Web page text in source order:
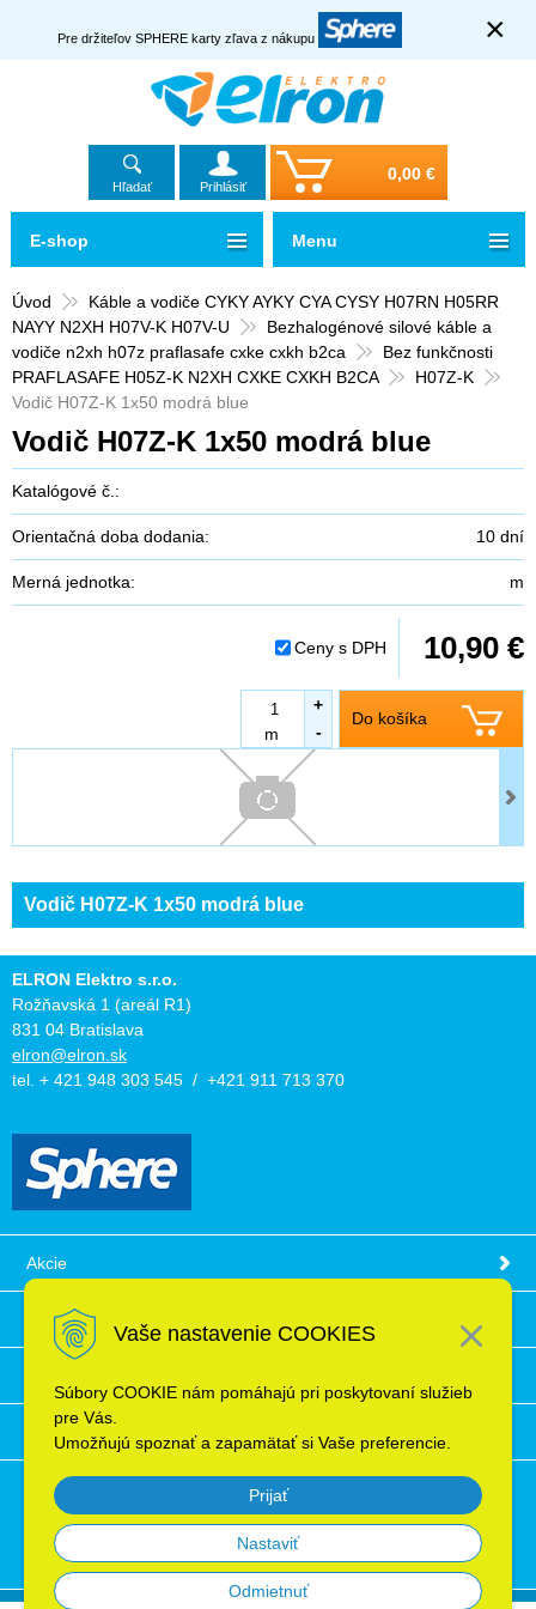
Vaše nastavenie COOKIES
Súbory COOKIE nám pomáhajú pri poskytovaní služieb
pre Vás.
Umožňujú spoznať a zapamätať si Vaše preferencie.
Prijať
Nastaviť
Odmietnuť
Pre držiteľov SPHERE karty zľava z nákupu ×
Hľadať Prihlásiť
0,00 €
Úvod
Káble a vodiče CYKY AYKY CYA CYSY H07RN H05RR
NAYY N2XH H07V-K H07V-U
Bezhalogénové silové káble a
vodiče n2xh h07z praflasafe cxke cxkh b2ca
Bez funkčnosti
PRAFLASAFE H05Z-K N2XH CXKE CXKH B2CA
H07Z-K
Vodič H07Z-K 1x50 modrá blue
Vodič H07Z-K 1x50 modrá blue
Katalógové č.:
Orientačná doba dodania: 10 dní
Merná jednotka: m
Ceny s DPH 10,90 €
Do košíka
-
m
+
Vodič H07Z-K 1x50 modrá blue
E-shop Menu
ELRON Elektro s.r.o.
Rožňavská 1 (areál R1)
831 04 Bratislava
elron@elron.sk
tel. + 421 948 303 545 / +421 911 713 370
Akcie
Obchodné podmienky
Ochrana osobných údajov